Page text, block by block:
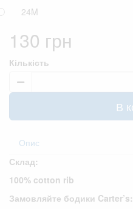
24M
130 грн
Кількість
В
Опис
Склад:
100% cotton rib
Замовляйте бодики Carter’s: